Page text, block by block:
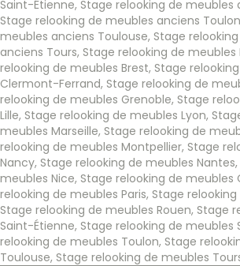
Saint-Étienne, Stage relooking de meubles
Stage relooking de meubles anciens Toulon
meubles anciens Toulouse, Stage
anciens Tours, Stage relooking de meubles
relooking de meubles Brest, Stage
Clermont-Ferrand, Stage relooking de
relooking de meubles Grenoble, Stage
Lille, Stage relooking de meubles Lyon,
meubles Marseille, Stage relooking de
relooking de meubles Montpellier, Stage
Nancy, Stage relooking de meubles Nantes,
meubles Nice, Stage relooking de meubles
relooking de meubles Paris, Stage
Stage relooking de meubles Rouen, Stage
Saint-Étienne, Stage relooking de meubles
relooking de meubles Toulon, Stage
Toulouse, Stage relooking de meubles